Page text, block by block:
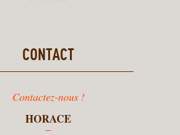
CONTACT
Contactez-nous !
HORACE